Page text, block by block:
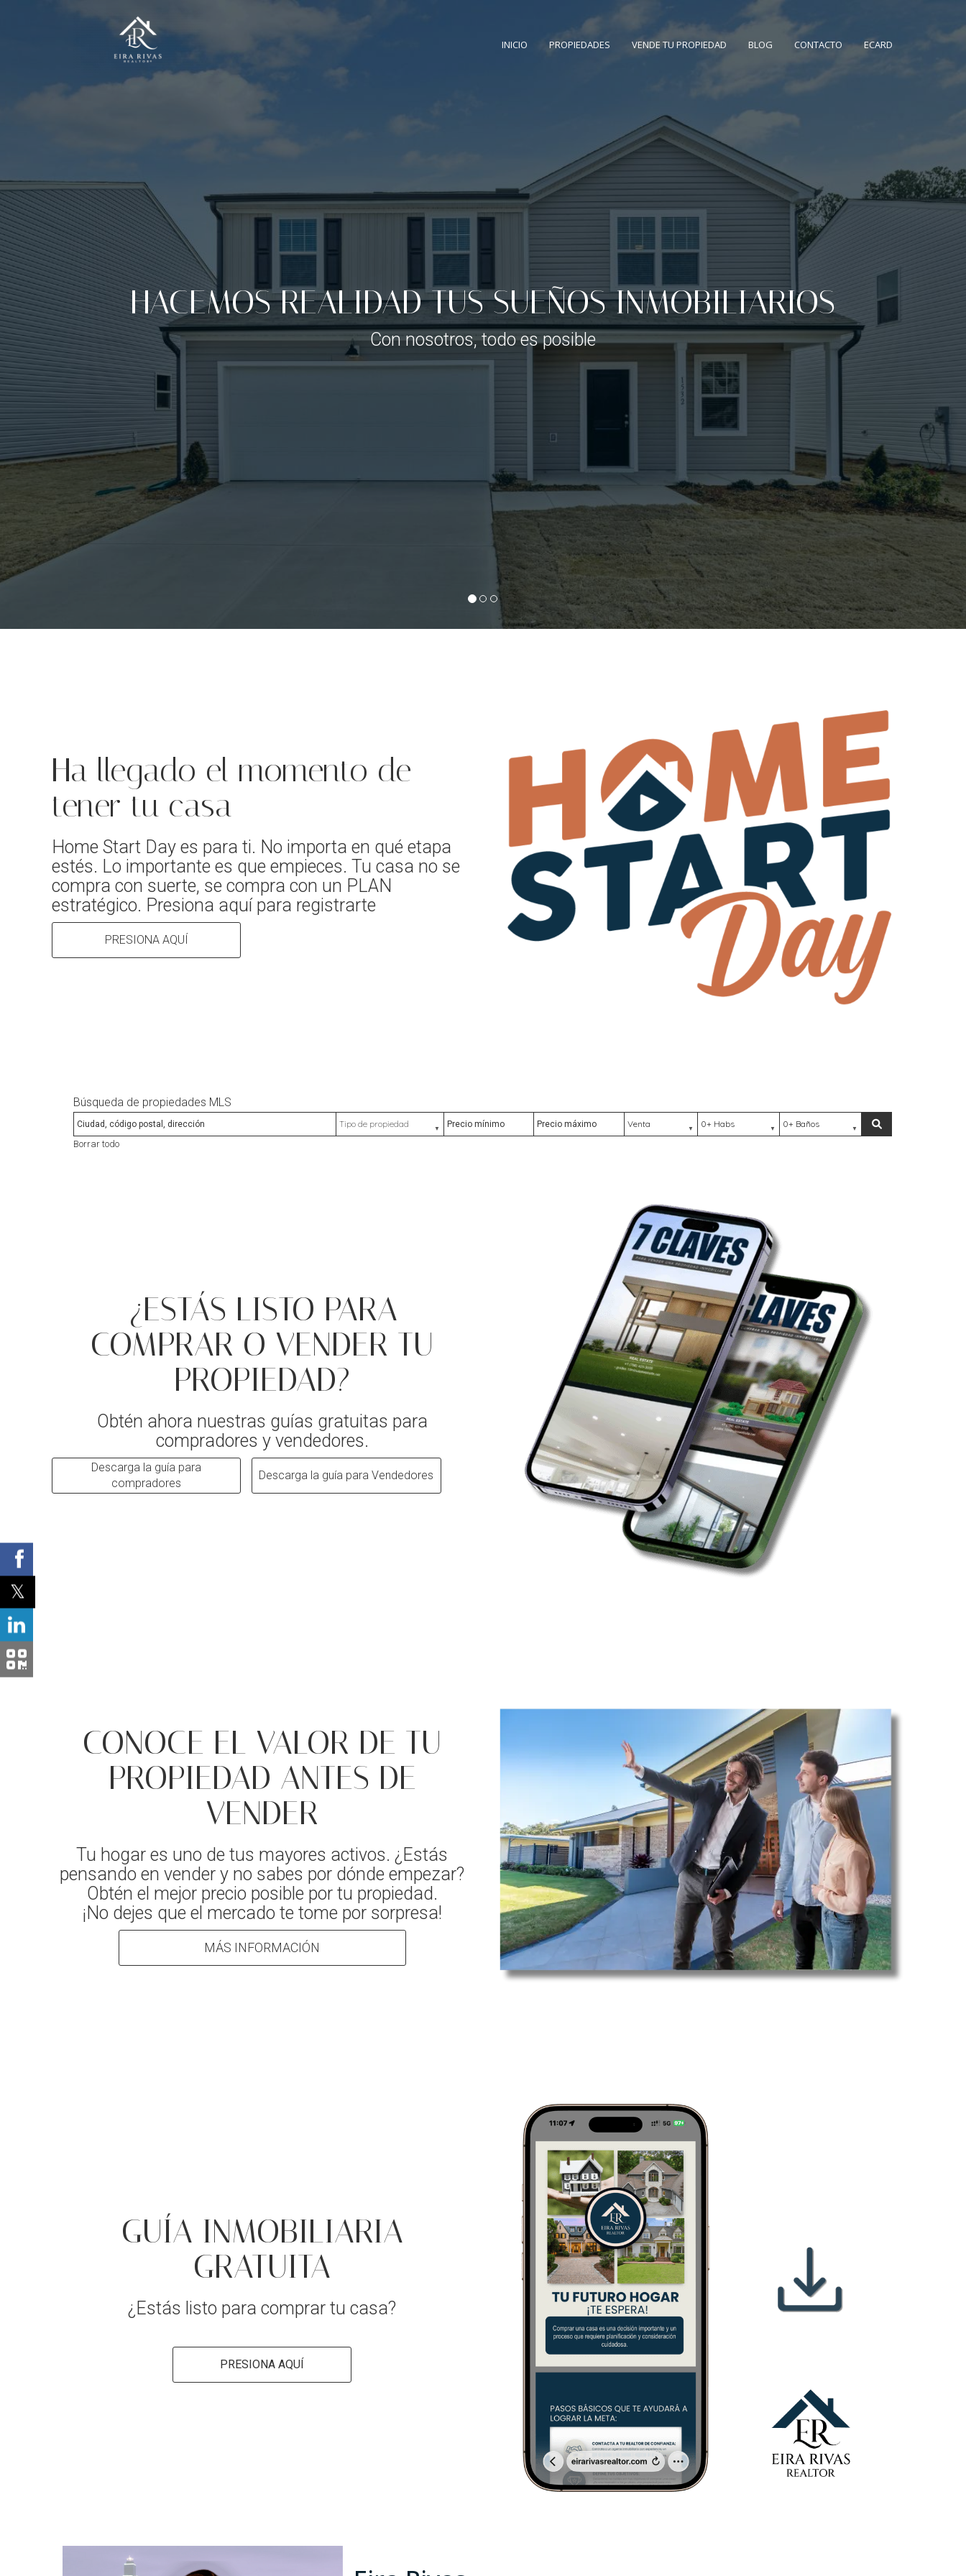
INICIO PROPIEDADES VENDE TU PROPIEDAD BLOG CONTACTO ECARD
¿DESEAS VENDER TU PROPIEDAD INMOBILIARIA?
Vender con éxito empieza aquí. Encuentra guías y consejos en nuestros artículos para vendedores
MÁS INFORMACIÓN
Ha llegado el momento de
tener tu casa
Home Start Day es para ti. No importa en qué etapa
estés. Lo importante es que empieces. Tu casa no se
compra con suerte, se compra con un PLAN
estratégico. Presiona aquí para registrarte
PRESIONA AQUÍ
Búsqueda de propiedades MLS
Precio mínimo Precio máximo
Borrar todo
¿ESTÁS LISTO PARA
COMPRAR O VENDER TU
PROPIEDAD?
Obtén ahora nuestras guías gratuitas para
compradores y vendedores.
Descarga la guía para
compradores
Descarga la guía para Vendedores
CONOCE EL VALOR DE TU
PROPIEDAD ANTES DE
VENDER
Tu hogar es uno de tus mayores activos. ¿Estás
pensando en vender y no sabes por dónde empezar?
Obtén el mejor precio posible por tu propiedad.
¡No dejes que el mercado te tome por sorpresa!
MÁS INFORMACIÓN
GUÍA INMOBILIARIA
GRATUITA
¿Estás listo para comprar tu casa?
PRESIONA AQUÍ